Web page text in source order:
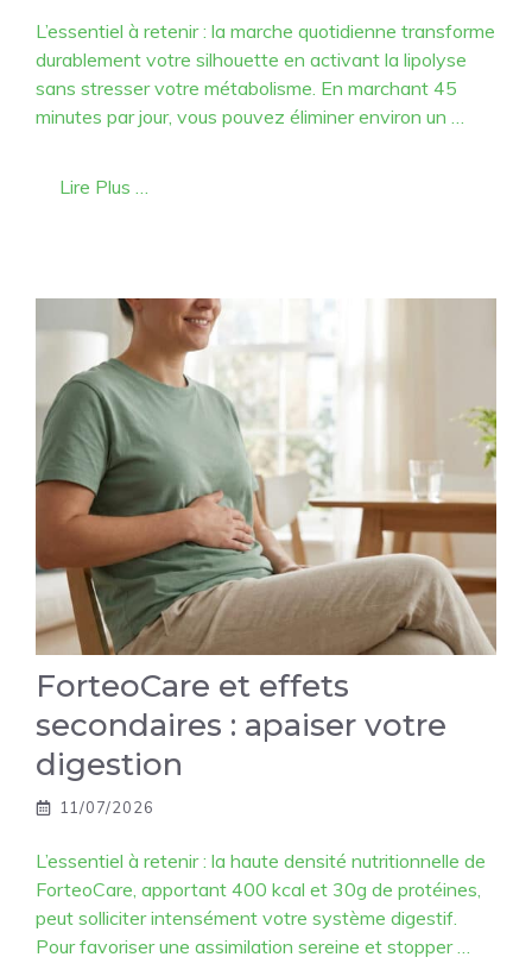
L’essentiel à retenir : la marche quotidienne transforme
durablement votre silhouette en activant la lipolyse
sans stresser votre métabolisme. En marchant 45
minutes par jour, vous pouvez éliminer environ un …
Lire Plus …
ForteoCare et effets
secondaires : apaiser votre
digestion
11/07/2026
L’essentiel à retenir : la haute densité nutritionnelle de
ForteoCare, apportant 400 kcal et 30g de protéines,
peut solliciter intensément votre système digestif.
Pour favoriser une assimilation sereine et stopper …